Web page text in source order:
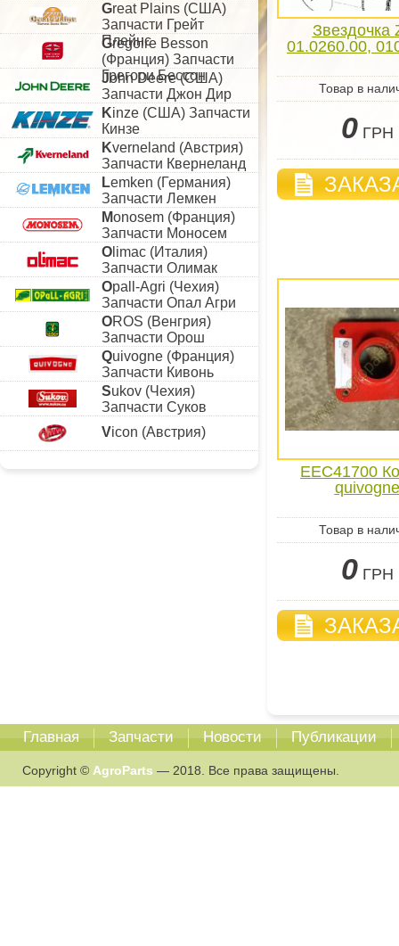
Great Plains (США)
Запчасти Грейт
Плейнс
Gregoire Besson
(Франция) Запчасти
Грегори Бессон
John Deere (США)
Запчасти Джон Дир
Kinze (США) Запчасти
Кинзе
Kverneland (Австрия)
Запчасти Квернеланд
Lemken (Германия)
Запчасти Лемкен
Monosem (Франция)
Запчасти Моносем
O limac (Италия)
Запчасти Олимак
Opall-Agri (Чехия)
Запчасти Опал Агри
OROS (Венгрия)
Запчасти Орош
Quivogne (Франция)
Запчасти Кивонь
Sukov (Чехия)
Запчасти Суков
Vicon (Австрия)
Звездочка
01.0260.00,
Товар в
0 ГРН
EEC41700
quivogne
Товар в
0 ГРН
Главная Запчасти Новости Публикации
Copyright © AgroParts — 2018. Все права защищены.